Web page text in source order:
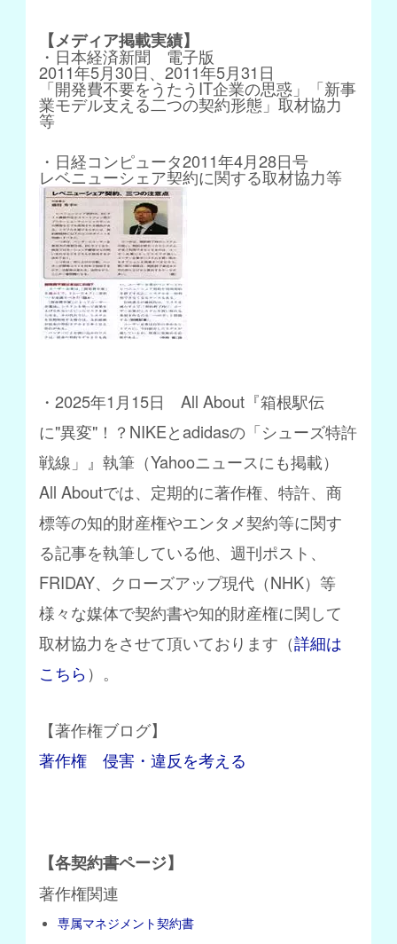
【メディア掲載実績】
・日本経済新聞 電子版
2011年5月30日、2011年5月31日
「開発費不要をうたうIT企業の思惑」「新事
業モデル支える二つの契約形態」取材協力
等
・日経コンピュータ2011年4月28日号
レベニューシェア契約に関する取材協力等
・2025年1月15日 All About『箱根駅伝
に"異変"！？NIKEとadidasの「シューズ特許
戦線」』執筆（Yahooニュースにも掲載）
All Aboutでは、定期的に著作権、特許、商
標等の知的財産権やエンタメ契約等に関す
る記事を執筆している他、週刊ポスト、
FRIDAY、クローズアップ現代（NHK）等
様々な媒体で契約書や知的財産権に関して
取材協力をさせて頂いております（詳細は
こちら）。
【著作権ブログ】
著作権 侵害・違反を考える
【各契約書ページ】
著作権関連
専属マネジメント契約書